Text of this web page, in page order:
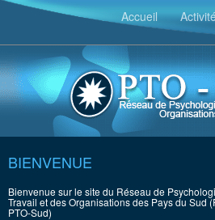
Accueil
BIENVENUE
Bienvenue sur le site du Réseau de
Travail et des Organisations des Pays du Sud
PTO-Sud)